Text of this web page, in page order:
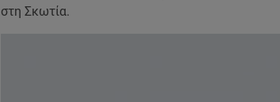
στη Σκωτία.